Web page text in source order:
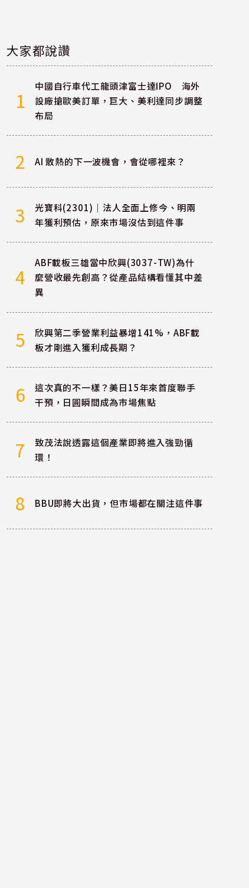
大家都說讚
1
中國自行車代工龍頭津富士達IPO 海外
設廠搶歐美訂單，巨大、美利達同步調整
布局
2 AI 散熱的下一波機會，會從哪裡來？
3
光寶科(2301)｜法人全面上修今、明兩
年獲利預估，原來市場沒估到這件事
4
ABF載板三雄當中欣興(3037-TW)為什
麼營收最先創高？從產品結構看懂其中差
異
5
欣興第二季營業利益暴增141%，ABF載
板才剛進入獲利成長期？
6
這次真的不一樣？美日15年來首度聯手
干預，日圓瞬間成為市場焦點
7
致茂法說透露這個產業即將進入強勁循
環！
8 BBU即將大出貨，但市場都在關注這件事